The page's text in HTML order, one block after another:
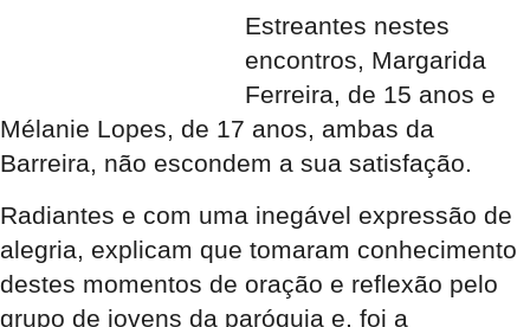
Estreantes nestes
encontros, Margarida
Ferreira, de 15 anos e
Mélanie Lopes, de 17 anos, ambas da
Barreira, não escondem a sua satisfação.
Radiantes e com uma inegável expressão de
alegria, explicam que tomaram conhecimento
destes momentos de oração e reflexão pelo
grupo de jovens da paróquia e, foi a